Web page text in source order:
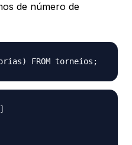
de número de
) FROM torneios ;